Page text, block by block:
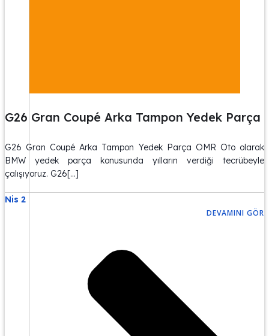
G26 Gran Coupé Arka Tampon Yedek Parça
G26 Gran Coupé Arka Tampon Yedek Parça OMR Oto olarak
BMW yedek parça konusunda yılların verdiği tecrübeyle
çalışıyoruz. G26[…]
Nis 2
DEVAMINI GÖR